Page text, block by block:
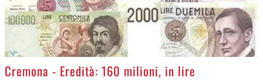
>
Cremona - Eredità: 160 milioni, in lire